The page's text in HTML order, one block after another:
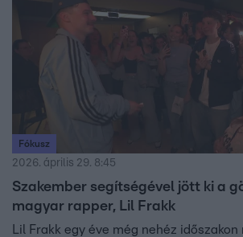
Fókusz
2026. április 29. 8:45
Szakember segítségével jött ki a
magyar rapper, Lil Frakk
Lil Frakk egy éve még nehéz